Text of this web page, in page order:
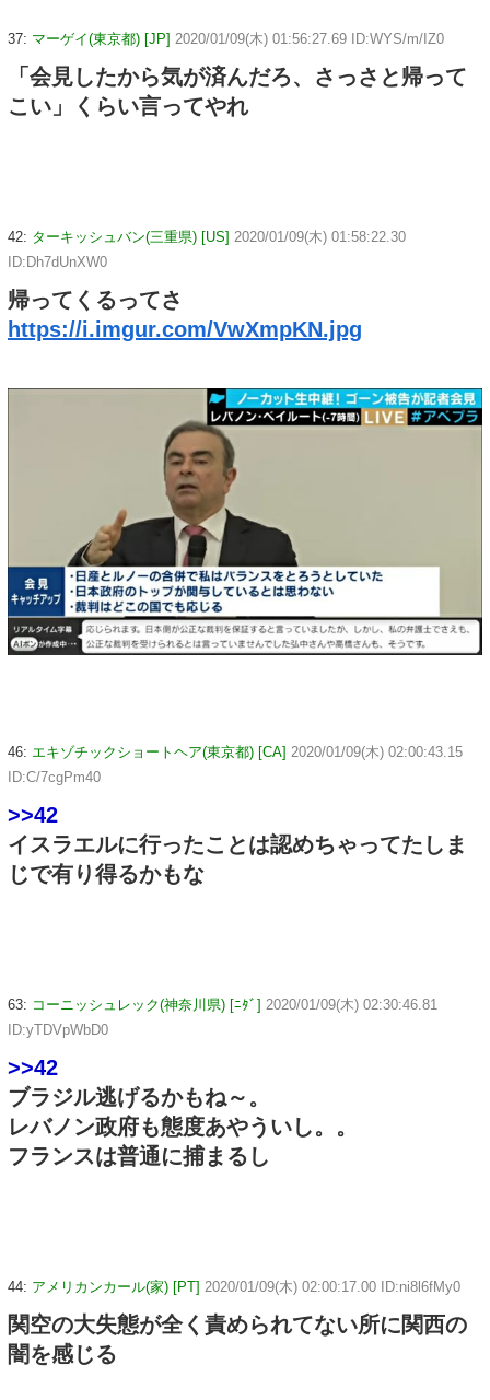
37: マーゲイ(東京都) [JP] 2020/01/09(木) 01:56:27.69 ID:WYS/m/IZ0
「会見したから気が済んだろ、さっさと帰って
こい」くらい言ってやれ
42: ターキッシュバン(三重県) [US] 2020/01/09(木) 01:58:22.30
ID:Dh7dUnXW0
帰ってくるってさ
https://i.imgur.com/VwXmpKN.jpg
46: エキゾチックショートヘア(東京都) [CA] 2020/01/09(木) 02:00:43.15
ID:C/7cgPm40
>>42
イスラエルに行ったことは認めちゃってたしま
じで有り得るかもな
63: コーニッシュレック(神奈川県) [ﾆﾀﾞ] 2020/01/09(木) 02:30:46.81
ID:yTDVpWbD0
>>42
ブラジル逃げるかもね～。
レバノン政府も態度あやういし。。
フランスは普通に捕まるし
44: アメリカンカール(家) [PT] 2020/01/09(木) 02:00:17.00 ID:ni8l6fMy0
関空の大失態が全く責められてない所に関西の
闇を感じる